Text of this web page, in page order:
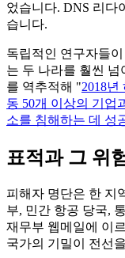
었습니다. DNS 리다
습니다.
독립적인 연구자들
는 두 나라를 훨씬 넘
를 역추적해 "2018년
동 50개 이상의 기업
소를 침해하는 데 성
표적과 그 위
피해자 명단은 한 지
부, 민간 항공 당국,
재무부 웹메일에 이
국가의 기밀이 전선